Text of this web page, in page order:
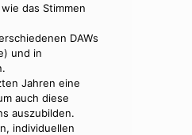
das Stimmen
DAWs
und in
Jahren eine
auch diese
auszubilden.
individuellen